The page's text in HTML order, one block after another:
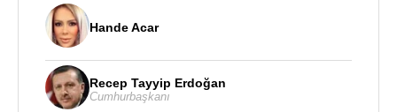
Hande Acar
Recep Tayyip Erdoğan
Cumhurbaşkanı